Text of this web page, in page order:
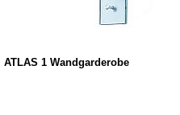
ATLAS 1 Wandgarderobe